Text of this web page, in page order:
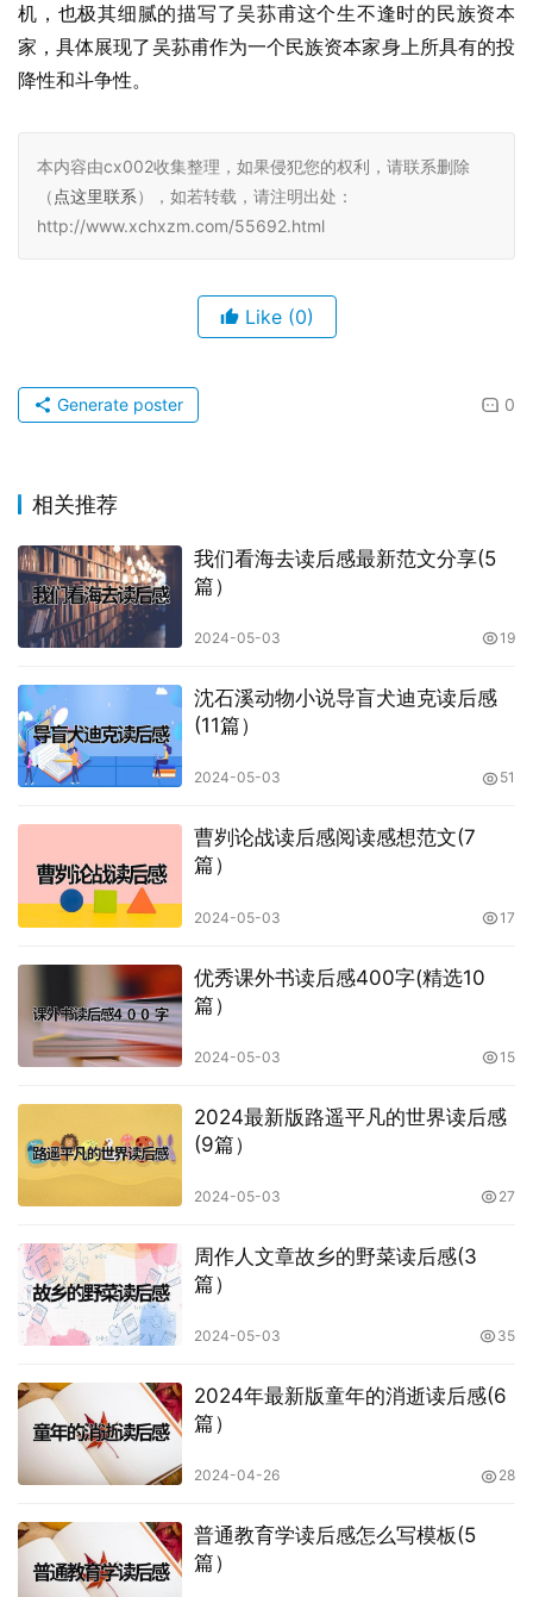
机，也极其细腻的描写了吴荪甫这个生不逢时的民族资本
家，具体展现了吴荪甫作为一个民族资本家身上所具有的投
降性和斗争性。
本内容由cx002收集整理，如果侵犯您的权利，请联系删除
（ 点这里联系），如若转载，请注明出处：
http://www.xchxzm.com/55692.html
Like (0)
0
Generate poster
相关推荐
我们看海去读后感最新范文分享(5
篇）
2024-05-03 19
沈石溪动物小说导盲犬迪克读后感
(11篇）
2024-05-03 51
曹刿论战读后感阅读感想范文(7
篇）
2024-05-03 17
优秀课外书读后感400字(精选10
篇）
2024-05-03 15
2024最新版路遥平凡的世界读后感
(9篇）
2024-05-03 27
周作人文章故乡的野菜读后感(3
篇）
2024-05-03 35
2024年最新版童年的消逝读后感(6
篇）
2024-04-26 28
普通教育学读后感怎么写模板(5
篇）